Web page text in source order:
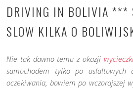
DRIVING IN BOLIVIA ***
SLOW KILKA O
Nie tak dawno temu z okazji
samochodem tylko po asfaltowych
oczekiwania, bowiem po wczorajszej